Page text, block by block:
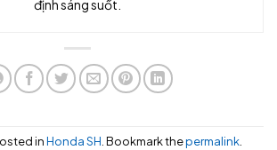
định sáng suốt.
inHonda SH. Bookmark thepermalink.